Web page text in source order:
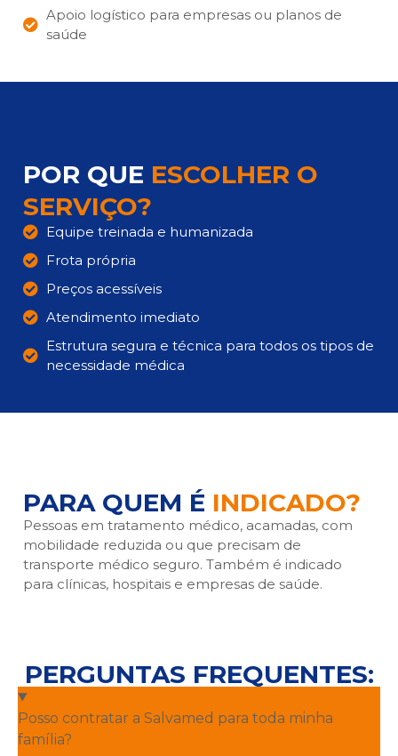
Apoio logístico para empresas ou planos de
saúde
POR QUE ESCOLHER O
SERVIÇO?
Equipe treinada e humanizada
Frota própria
Preços acessíveis
Atendimento imediato
Estrutura segura e técnica para todos os tipos de
necessidade médica
PARA QUEM É INDICADO?
Pessoas em tratamento médico, acamadas, com
mobilidade reduzida ou que precisam de
transporte médico seguro. Também é indicado
para clínicas, hospitais e empresas de saúde.
PERGUNTAS FREQUENTES:
Posso contratar a Salvamed para toda minha
família?